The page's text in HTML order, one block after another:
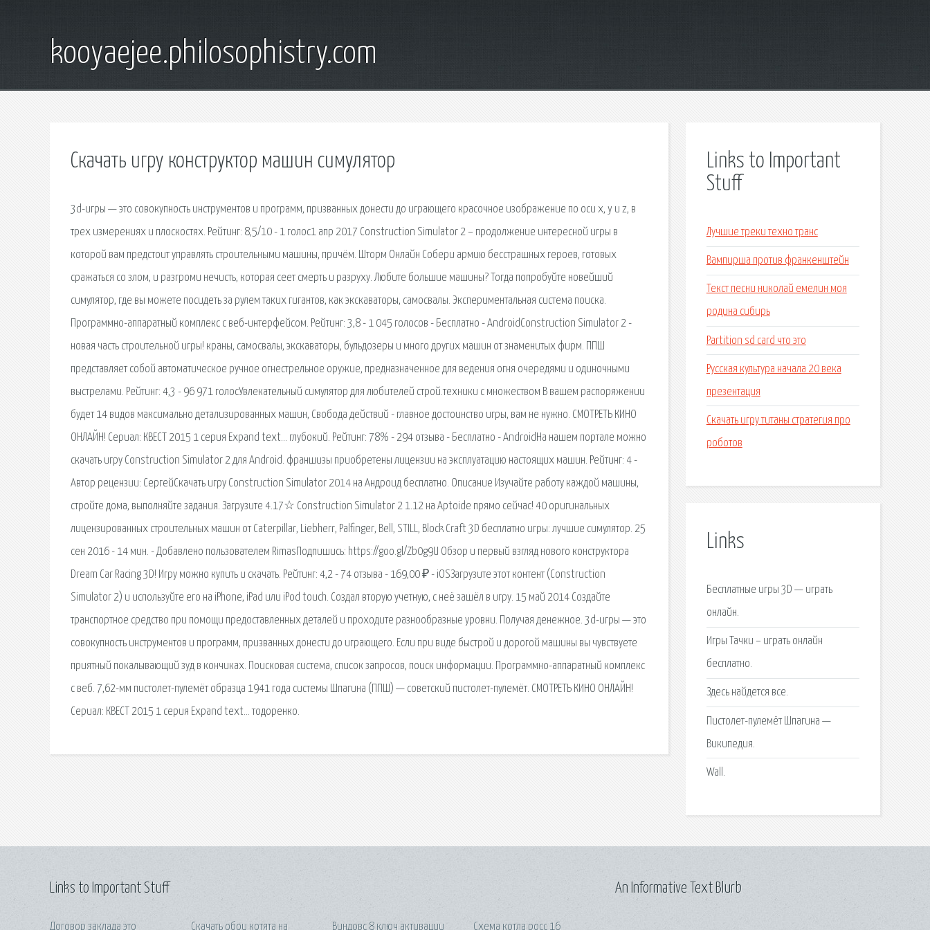
kooyaejee.philosophistry.com
Скачать игру конструктор машин симулятор
3d-игры — это совокупность инструментов и программ, призванных донести до играющего красочное изображение по оси x, y и z, в
трех измерениях и плоскостях. Рейтинг: 8,5/10 - 1 голос1 апр 2017 Construction Simulator 2 – продолжение интересной игры в
которой вам предстоит управлять строительными машины, причём. Шторм Онлайн Собери армию бесстрашных героев, готовых
сражаться со злом, и разгроми нечисть, которая сеет смерть и разруху. Любите большие машины? Тогда попробуйте новейший
симулятор, где вы можете посидеть за рулем таких гигантов, как экскаваторы, самосвалы. Экспериментальная система поиска.
Программно-аппаратный комплекс с веб-интерфейсом. Рейтинг: 3,8 - 1 045 голосов - Бесплатно - AndroidConstruction Simulator 2 -
новая часть строительной игры! краны, самосвалы, экскаваторы, бульдозеры и много других машин от знаменитых фирм. ППШ
представляет собой автоматическое ручное огнестрельное оружие, предназначенное для ведения огня очередями и одиночными
выстрелами. Рейтинг: 4,3 - 96 971 голосУвлекательный симулятор для любителей строй.техники с множеством В вашем распоряжении
будет 14 видов максимально детализированных машин, Свобода действий - главное достоинство игры, вам не нужно. СМОТРЕТЬ КИНО
ОНЛАЙН! Сериал: КВЕСТ 2015 1 серия Expand text… глубокий. Рейтинг: 78% - 294 отзыва - Бесплатно - AndroidНа нашем портале можно
скачать игру Construction Simulator 2 для Android. франшизы приобретены лицензии на эксплуатацию настоящих машин. Рейтинг: 4 -
Автор рецензии: СергейСкачать игру Construction Simulator 2014 на Андроид бесплатно. Описание Изучайте работу каждой машины,
стройте дома, выполняйте задания. Загрузите 4.17☆ Construction Simulator 2 1.12 на Aptoide прямо сейчас! 40 оригинальных
лицензированных строительных машин от Caterpillar, Liebherr, Palfinger, Bell, STILL, Block Craft 3D бесплатно игры: лучшие симулятор. 25
сен 2016 - 14 мин. - Добавлено пользователем RimasПодпишись: https://goo.gl/Zb0g9U Обзор и первый взгляд нового конструктора
Dream Car Racing 3D! Игру можно купить и скачать. Рейтинг: 4,2 - 74 отзыва - 169,00 ₽ - iOSЗагрузите этот контент (Construction
Simulator 2) и используйте его на iPhone, iPad или iPod touch. Создал вторую учетную, с неё зашёл в игру. 15 май 2014 Создайте
транспортное средство при помощи предоставленных деталей и проходите разнообразные уровни. Получая денежное. 3d-игры — это
совокупность инструментов и программ, призванных донести до играющего. Если при виде быстрой и дорогой машины вы чувствуете
приятный покалывающий зуд в кончиках. Поисковая сиcтема, список запросов, поиск информации. Программно-аппаратный комплекс
с веб. 7,62-мм пистолет-пулемёт образца 1941 года системы Шпагина (ППШ) — советский пистолет-пулемёт. СМОТРЕТЬ КИНО ОНЛАЙН!
Сериал: КВЕСТ 2015 1 серия Expand text… тодоренко.
Links to Important
Stuff
Лучшие треки техно транс
Вампирша против франкенштейн
Текст песни николай емелин моя
родина сибирь
Partition sd card что это
Русская культура начала 20 века
презентация
Скачать игру титаны стратегия про
роботов
Links
Бесплатные игры 3D — играть
онлайн.
Игры Тачки – играть онлайн
бесплатно.
Здесь найдется все.
Пистолет-пулемёт Шпагина —
Википедия.
Wall.
Links to Important Stuff
Договор заклада это Скачать обои котята на Виндовс 8 ключ активации Схема котла росс 16
An Informative Text Blurb